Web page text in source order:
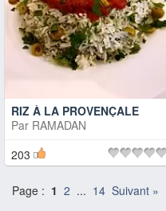
RIZ À LA PROVENÇALE
Par RAMADAN
203
Page : 1 2 ... 14 Suivant »